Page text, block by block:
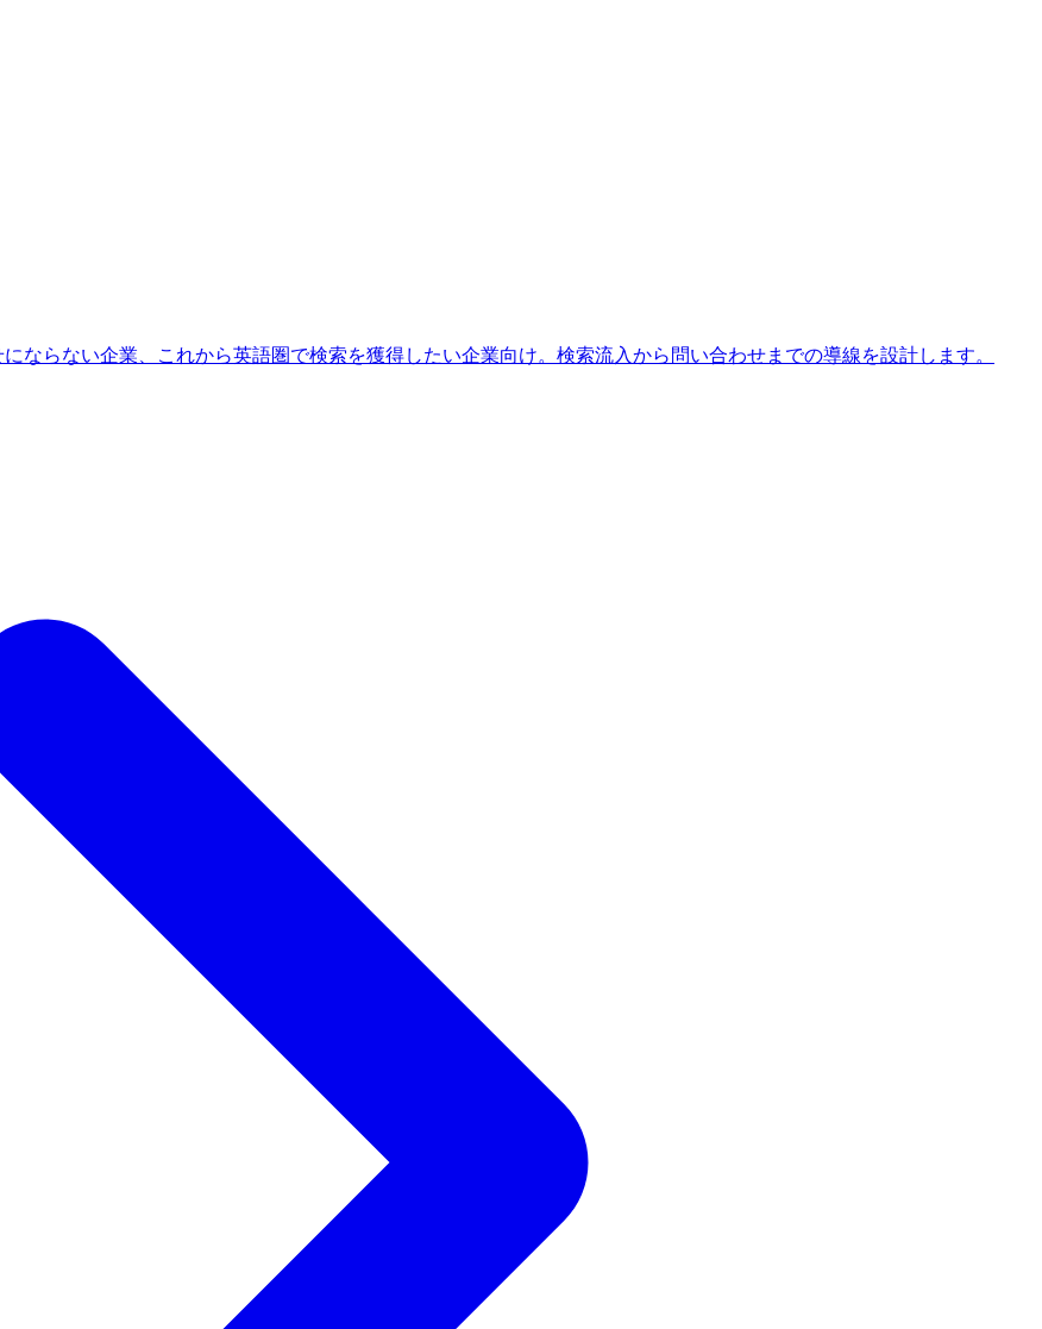
ならない企業、これから英語圏で検索を獲得したい企業向け。検索流入から問い合わせまでの導線を設計します。